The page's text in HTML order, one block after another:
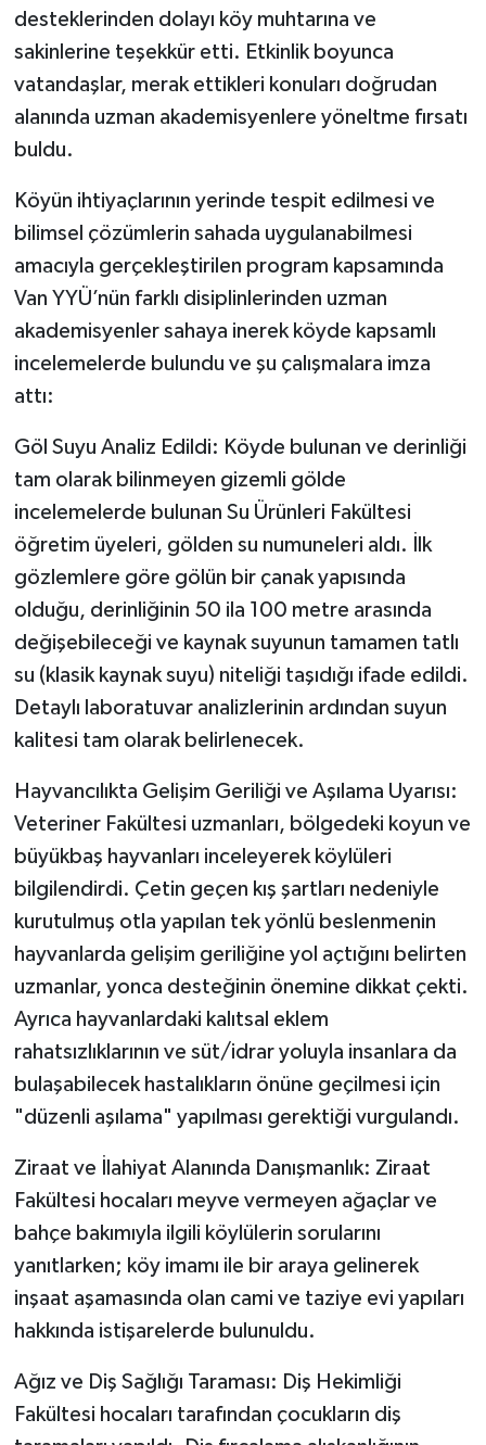
desteklerinden dolayı köy muhtarına ve
sakinlerine teşekkür etti. Etkinlik boyunca
vatandaşlar, merak ettikleri konuları doğrudan
alanında uzman akademisyenlere yöneltme fırsatı
buldu.
Köyün ihtiyaçlarının yerinde tespit edilmesi ve
bilimsel çözümlerin sahada uygulanabilmesi
amacıyla gerçekleştirilen program kapsamında
Van YYÜ’nün farklı disiplinlerinden uzman
akademisyenler sahaya inerek köyde kapsamlı
incelemelerde bulundu ve şu çalışmalara imza
attı:
Göl Suyu Analiz Edildi: Köyde bulunan ve derinliği
tam olarak bilinmeyen gizemli gölde
incelemelerde bulunan Su Ürünleri Fakültesi
öğretim üyeleri, gölden su numuneleri aldı. İlk
gözlemlere göre gölün bir çanak yapısında
olduğu, derinliğinin 50 ila 100 metre arasında
değişebileceği ve kaynak suyunun tamamen tatlı
su (klasik kaynak suyu) niteliği taşıdığı ifade edildi.
Detaylı laboratuvar analizlerinin ardından suyun
kalitesi tam olarak belirlenecek.
Hayvancılıkta Gelişim Geriliği ve Aşılama Uyarısı:
Veteriner Fakültesi uzmanları, bölgedeki koyun ve
büyükbaş hayvanları inceleyerek köylüleri
bilgilendirdi. Çetin geçen kış şartları nedeniyle
kurutulmuş otla yapılan tek yönlü beslenmenin
hayvanlarda gelişim geriliğine yol açtığını belirten
uzmanlar, yonca desteğinin önemine dikkat çekti.
Ayrıca hayvanlardaki kalıtsal eklem
rahatsızlıklarının ve süt/idrar yoluyla insanlara da
bulaşabilecek hastalıkların önüne geçilmesi için
"düzenli aşılama" yapılması gerektiği vurgulandı.
Ziraat ve İlahiyat Alanında Danışmanlık: Ziraat
Fakültesi hocaları meyve vermeyen ağaçlar ve
bahçe bakımıyla ilgili köylülerin sorularını
yanıtlarken; köy imamı ile bir araya gelinerek
inşaat aşamasında olan cami ve taziye evi yapıları
hakkında istişarelerde bulunuldu.
Ağız ve Diş Sağlığı Taraması: Diş Hekimliği
Fakültesi hocaları tarafından çocukların diş